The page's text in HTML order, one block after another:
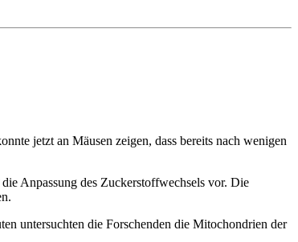
jetzt an Mäusen zeigen, dass bereits nach wenigen
Anpassung des Zuckerstoffwechsels vor. Die
untersuchten die Forschenden die Mitochondrien der